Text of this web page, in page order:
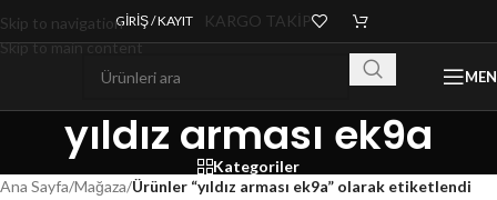
Skip to navigation
Skip to main content
GIRIŞ / KAYIT KARGO TAKİP
yıldız arması ek9a
Kategoriler
Ana Sayfa/Mağaza/Ürünler “yıldız arması ek9a” olarak etiketlendi